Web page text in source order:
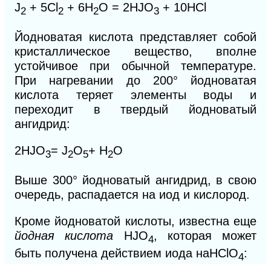
J2 + 5Cl 2 + 6Н2O = 2HJO3 + 10НСl
Йодноватая кислота представляет собой
кристаллическое вещество, вполне
устойчивое при обычной температуре.
При нагревании до 200° йодноватая
кислота теряет элементы воды и
переходит в твердый йодноватый
ангидрид:
2HJO3= J2O5+ H2O
Выше 300° йодноватый ангидрид, в свою
очередь, распадается на иод и кислород.
Кроме йодноватой кислоты, известна еще
йодная кислота HJO4, которая может
быть получена действием иода наНСlO4: